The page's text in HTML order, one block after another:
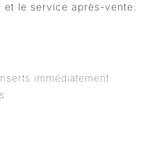
et le service après-vente.
immédiatement